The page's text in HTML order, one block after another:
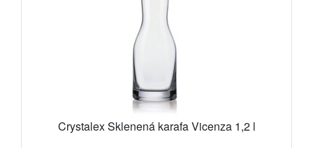
Crystalex Sklenená karafa Vicenza 1,2 l